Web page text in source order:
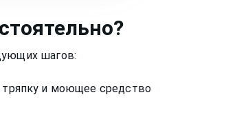
шагов:
тряпку и моющее средство